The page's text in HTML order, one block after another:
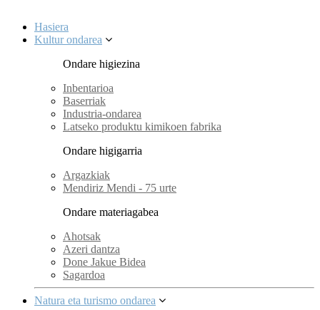
Hasiera
Kultur ondarea
Ondare higiezina
Inbentarioa
Baserriak
Industria-ondarea
Latseko produktu kimikoen fabrika
Ondare higigarria
Argazkiak
Mendiriz Mendi - 75 urte
Ondare materiagabea
Ahotsak
Azeri dantza
Done Jakue Bidea
Sagardoa
Natura eta turismo ondarea